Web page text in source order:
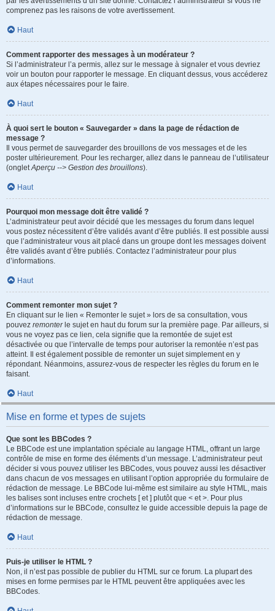
comprenez pas les raisons de votre avertissement.
Haut
Comment rapporter des messages à un modérateur ?
Si l’administrateur l’a permis, allez sur le message à signaler et vous devriez
voir un bouton pour rapporter le message. En cliquant dessus, vous accéderez
aux étapes nécessaires pour le faire.
Haut
À quoi sert le bouton « Sauvegarder » dans la page de rédaction de
message ?
Il vous permet de sauvegarder des brouillons de vos messages et de les
poster ultérieurement. Pour les recharger, allez dans le panneau de l’utilisateur
(ongletAperçu --> Gestion des brouillons).
Haut
Pourquoi mon message doit être validé ?
L’administrateur peut avoir décidé que les messages du forum dans lequel
vous postez nécessitent d’être validés avant d’être publiés. Il est possible aussi
que l’administrateur vous ait placé dans un groupe dont les messages doivent
être validés avant d’être publiés. Contactez l’administrateur pour plus
d’informations.
Haut
Comment remonter mon sujet ?
En cliquant sur le lien « Remonter le sujet » lors de sa consultation, vous
pouvez remonterle sujet en haut du forum sur la première page. Par ailleurs, si
vous ne voyez pas ce lien, cela signifie que la remontée de sujet est
désactivée ou que l’intervalle de temps pour autoriser la remontée n’est pas
atteint. Il est également possible de remonter un sujet simplement en y
répondant. Néanmoins, assurez-vous de respecter les règles du forum en le
faisant.
Haut
Mise en forme et types de sujets
Que sont les BBCodes ?
Le BBCode est une implantation spéciale au langage HTML, offrant un large
contrôle de mise en forme des éléments d’un message. L’administrateur peut
décider si vous pouvez utiliser les BBCodes, vous pouvez aussi les désactiver
dans chacun de vos messages en utilisant l’option appropriée du formulaire de
rédaction de message. Le BBCode lui-même est similaire au style HTML, mais
les balises sont incluses entre crochets [ et ] plutôt que < et >. Pour plus
d’informations sur le BBCode, consultez le guide accessible depuis la page de
rédaction de message.
Haut
Puis-je utiliser le HTML ?
Non, il n’est pas possible de publier du HTML sur ce forum. La plupart des
mises en forme permises par le HTML peuvent être appliquées avec les
BBCodes.